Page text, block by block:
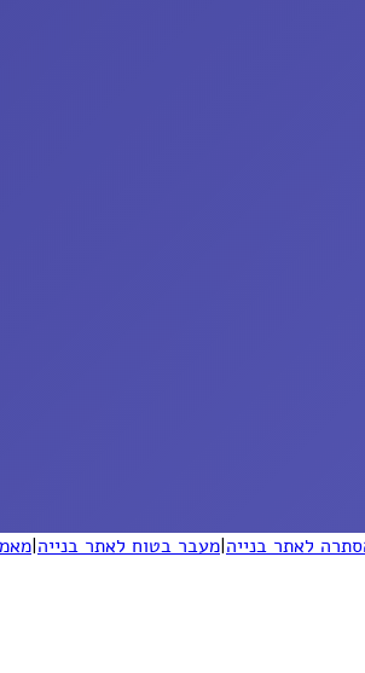
לאתר בנייה|מעבר בטוח לאתר בנייה|